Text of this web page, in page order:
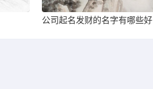
公司起名发财的名字有哪些好